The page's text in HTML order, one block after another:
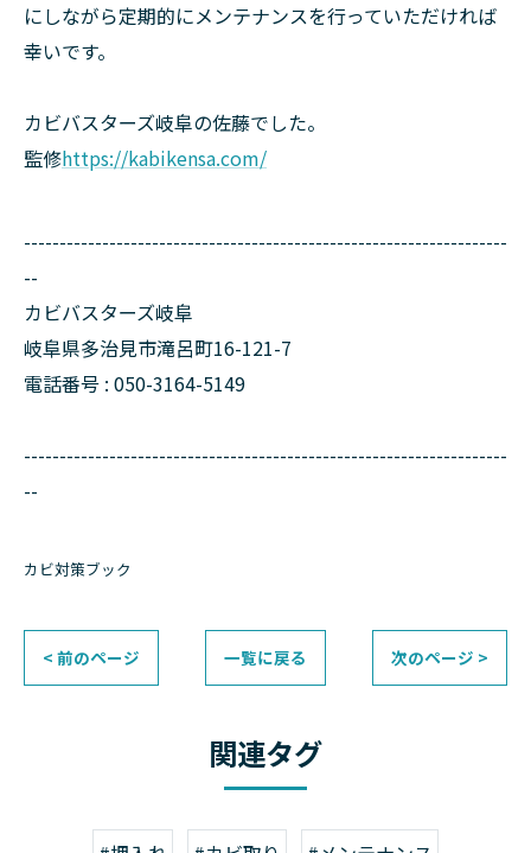
にしながら定期的にメンテナンスを行っていただければ
幸いです。
カビバスターズ岐阜の佐藤でした。
監修https://kabikensa.com/
--------------------------------------------------------------------
--
カビバスターズ岐阜
岐阜県多治見市滝呂町16-121-7
電話番号 : 050-3164-5149
--------------------------------------------------------------------
--
カビ対策ブック
< 前のページ 一覧に戻る 次のページ >
関連タグ